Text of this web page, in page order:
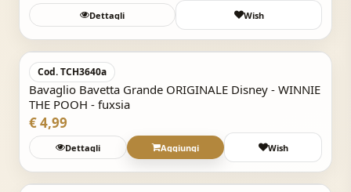
Dettagli Wish
Acquisto Veloce
Cod. TCH3640a
Bavaglio Bavetta Grande ORIGINALE Disney - WINNIE
THE POOH - fuxsia
€ 4,99
Dettagli Aggiungi Wish
Acquisto Veloce